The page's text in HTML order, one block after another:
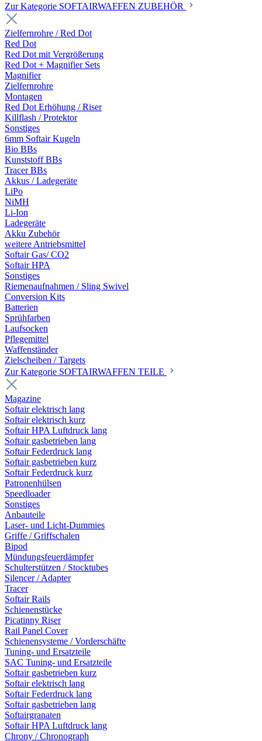
Zur Kategorie SOFTAIRWAFFEN ZUBEHÖR
Zielfernrohre / Red Dot
Red Dot
Red Dot mit Vergrößerung
Red Dot + Magnifier Sets
Magnifier
Zielfernrohre
Montagen
Red Dot Erhöhung / Riser
Killflash / Protektor
Sonstiges
6mm Softair Kugeln
Bio BBs
Kunststoff BBs
Tracer BBs
Akkus / Ladegeräte
LiPo
NiMH
Li-Ion
Ladegeräte
Akku Zubehör
weitere Antriebsmittel
Softair Gas/ CO2
Softair HPA
Sonstiges
Riemenaufnahmen / Sling Swivel
Conversion Kits
Batterien
Sprühfarben
Laufsocken
Pflegemittel
Waffenständer
Zielscheiben / Targets
Zur Kategorie SOFTAIRWAFFEN TEILE
Magazine
Softair elektrisch lang
Softair elektrisch kurz
Softair HPA Luftdruck lang
Softair gasbetrieben lang
Softair Federdruck lang
Softair gasbetrieben kurz
Softair Federdruck kurz
Patronenhülsen
Speedloader
Sonstiges
Anbauteile
Laser- und Licht-Dummies
Griffe / Griffschalen
Bipod
Mündungsfeuerdämpfer
Schulterstützen / Stocktubes
Silencer / Adapter
Tracer
Softair Rails
Schienenstücke
Picatinny Riser
Rail Panel Cover
Schienensysteme / Vorderschäfte
Tuning- und Ersatzteile
SAC Tuning- und Ersatzteile
Softair gasbetrieben kurz
Softair elektrisch lang
Softair Federdruck lang
Softair gasbetrieben lang
Softairgranaten
Softair HPA Luftdruck lang
Chrony / Chronograph